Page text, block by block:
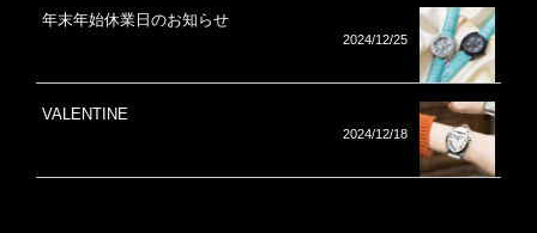
年末年始休業日のお知らせ
2024/12/25
VALENTINE
2024/12/18